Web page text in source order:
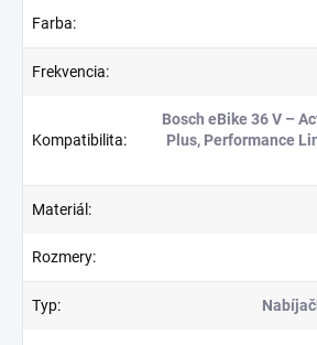
Farba:
Frekvencia:
Kompatibilita:
Bosch eBike 36 V –
Plus, Performance
Materiál:
Rozmery:
Typ: